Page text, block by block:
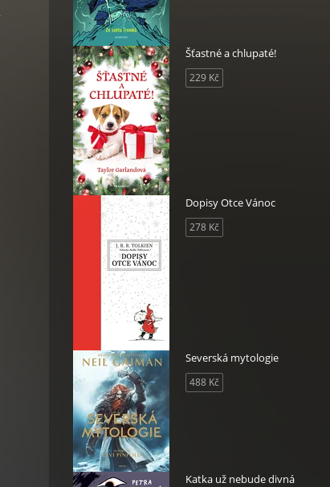
Šťastné a chlupaté!
229 Kč
Dopisy Otce Vánoc
278 Kč
Severská mytologie
488 Kč
Katka už nebude divná